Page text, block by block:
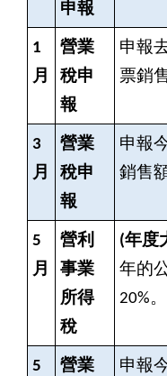
申報
1
月
營業
稅申
報
申報
票銷
3
月
營業
稅申
報
申報
銷售
5
月
營利
事業
所得
稅
(年度
年的
20%。
5
營業
申報